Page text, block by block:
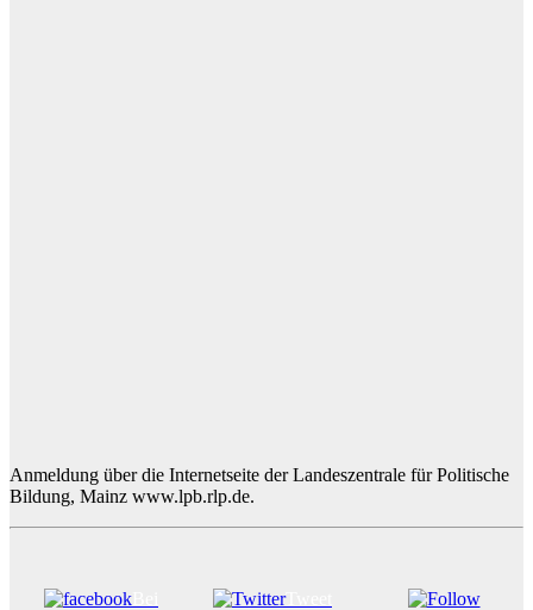
Anmeldung über die Internetseite der Landeszentrale für Politische
Bildung, Mainz www.lpb.rlp.de.
Tweet